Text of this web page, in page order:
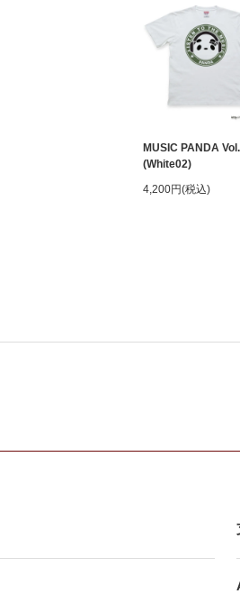
MUSIC PANDA
(White02)
4,200円(税込)